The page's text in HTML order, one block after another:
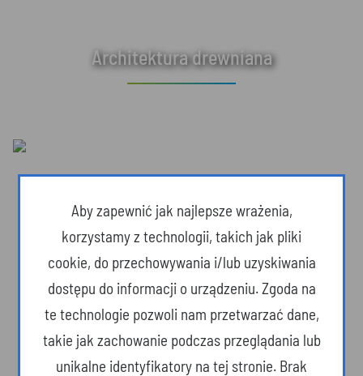
Architektura drewniana
Aby zapewnić jak najlepsze wrażenia,
korzystamy z technologii, takich jak pliki
cookie, do przechowywania i/lub uzyskiwania
dostępu do informacji o urządzeniu. Zgoda na
te technologie pozwoli nam przetwarzać dane,
takie jak zachowanie podczas przeglądania lub
unikalne identyfikatory na tej stronie. Brak